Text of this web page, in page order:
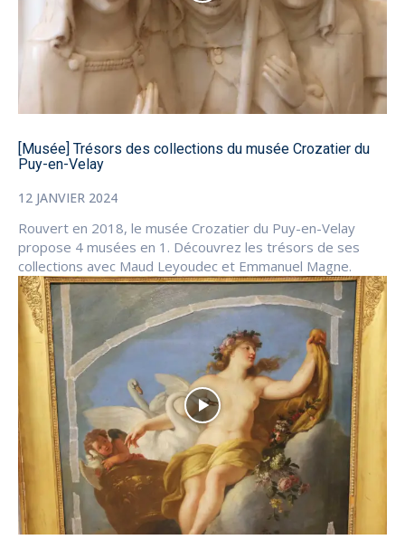
[Musée] Trésors des collections du musée Crozatier du
Puy-en-Velay
12 JANVIER 2024
Rouvert en 2018, le musée Crozatier du Puy-en-Velay
propose 4 musées en 1. Découvrez les trésors de ses
collections avec Maud Leyoudec et Emmanuel Magne.